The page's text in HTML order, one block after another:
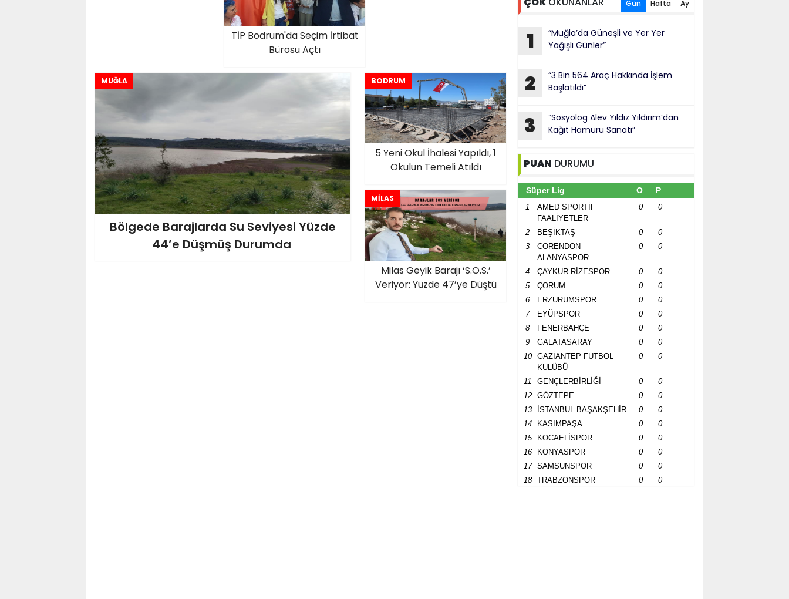
TİP Bodrum'da Seçim İrtibat
Bürosu Açtı
MUĞLA
Bölgede Barajlarda Su Seviyesi Yüzde
44’e Düşmüş Durumda
BODRUM
5 Yeni Okul İhalesi Yapıldı, 1
Okulun Temeli Atıldı
MİLAS
Milas Geyik Barajı ‘S.O.S.’
Veriyor: Yüzde 47’ye Düştü
Gün Hafta Ay
1
“Muğla’da Güneşli ve Yer Yer
Yağışlı Günler”
2
“3 Bin 564 Araç Hakkında İşlem
Başlatıldı”
3
“Sosyolog Alev Yıldız Yıldırım’dan
Kağıt Hamuru Sanatı”
PUAN DURUMU
Süper Lig O P
1
AMED SPORTİF
FAALİYETLER
0 0
2 BEŞİKTAŞ 0
0
3
CORENDON
ALANYASPOR
0 0
4 ÇAYKUR RİZESPOR 0
0
5
ÇORUM 0
0
6
ERZURUMSPOR 0
0
7
EYÜPSPOR 0
0
8
FENERBAHÇE 0
0
9
GALATASARAY 0
0
10
GAZİANTEP FUTBOL
KULÜBÜ
0 0
11 GENÇLERBİRLİĞİ 0
0
12
GÖZTEPE 0
0
13
İSTANBUL BAŞAKŞEHİR 0
0
14
KASIMPAŞA 0
0
15
KOCAELİSPOR 0
0
16
KONYASPOR 0
0
17
SAMSUNSPOR 0
0
18
TRABZONSPOR 0 0